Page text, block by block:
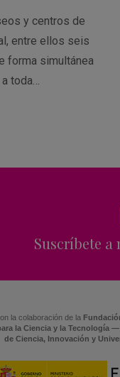
y centros de
entre ellos seis
forma simultánea
a toda…
Suscríbete a
la colaboración de la
la Ciencia y la Tecnología
de Ciencia, Innovación y